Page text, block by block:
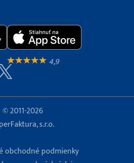
4,9
© 2011-2026
s.r.o.
obchodné podmienky